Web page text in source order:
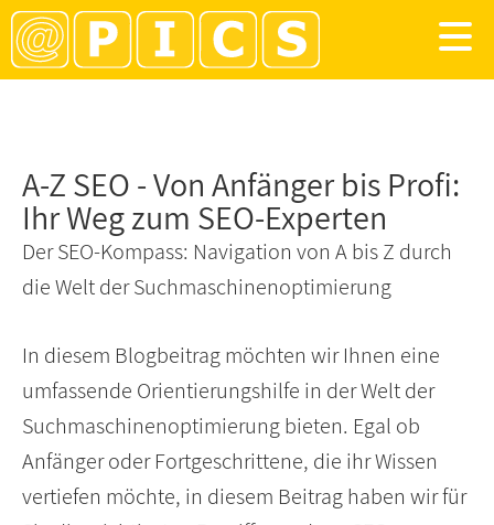
A-Z SEO - Von Anfänger bis Profi:
Ihr Weg zum SEO-Experten
Der SEO-Kompass: Navigation von A bis Z durch
die Welt der Suchmaschinenoptimierung
In diesem Blogbeitrag möchten wir Ihnen eine
umfassende Orientierungshilfe in der Welt der
Suchmaschinenoptimierung bieten. Egal ob
Anfänger oder Fortgeschrittene, die ihr Wissen
vertiefen möchte, in diesem Beitrag haben wir für